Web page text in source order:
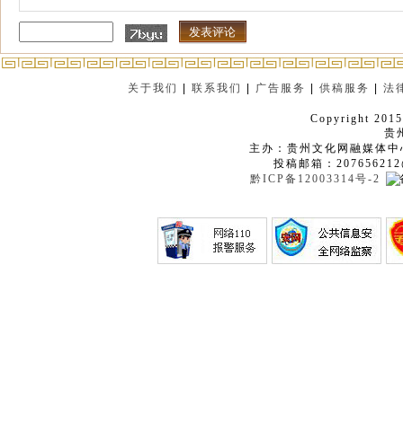
关于我们 |联系我们 广告服务 |供稿服务 |法
Copyright
贵
主办：贵州文化网融媒体
投稿邮箱：
黔ICP备12003314号-2